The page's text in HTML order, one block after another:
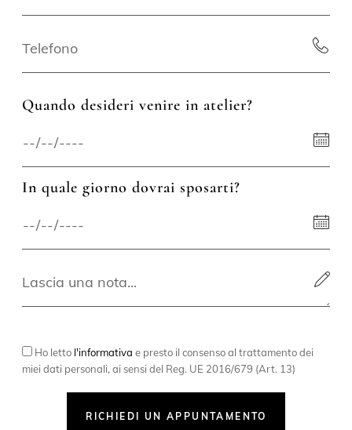
Quando desideri venire in atelier?
In quale giorno dovrai sposarti?
Ho letto l'informativa e presto il consenso al trattamento dei
miei dati personali, ai sensi del Reg. UE 2016/679 (Art. 13)
RICHIEDI UN APPUNTAMENTO